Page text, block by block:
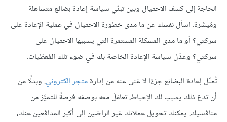
الحاجة إلى كشف الاحتيال وبين تبنّي سياسة إعادة بضائع متساهلة
ومُيسَّرة. اسأل نفسك عن ما مدى خطورة الاحتيال في عملية الإعادة على
شركتي؟ أو ما مدى المشكلة المستمرة التي يسببها الاحتيال على
شركتي؟ وعدِّل سياسة الإعادة الخاصة بك في ضوء تلك المُعطَيات.
تُمثّل إعادة البضائع جزءًا لا غنى عنه من إدارةمتجر إلكتروني. وبدلًا من
أن تدع ذلك يسبب لك الإحباط، تعامَلْ معه بوصفه فرصةً للتميُّز من
منافسيك. يمكنك تحويل عملائك غير الراضين إلى أكبر المدافعين عنك،